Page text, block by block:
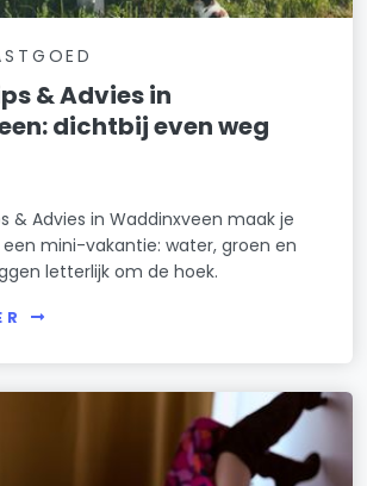
& Advies in
dichtbij even weg
& Advies in Waddinxveen maak je
een mini-vakantie: water, groen en
letterlijk om de hoek.